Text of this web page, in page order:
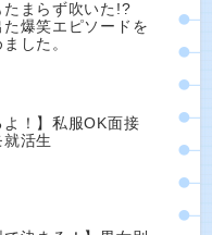
たまらず吹いた!?
た爆笑エピソードを
した。
よ！】私服OK面接
活生